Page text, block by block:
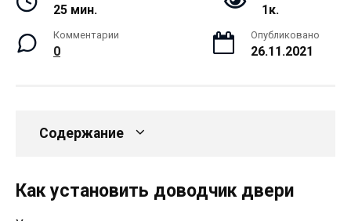
25 мин. 1к.
Комментарии
0
Опубликовано
26.11.2021
Содержание
Как установить доводчик двери